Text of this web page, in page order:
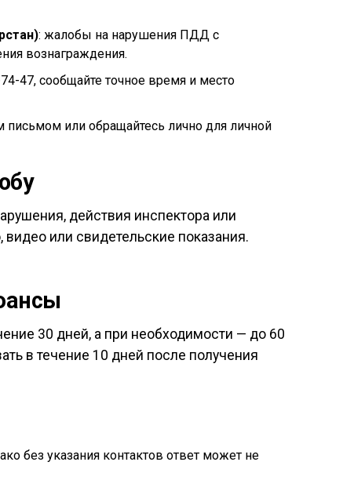
: жалобы на нарушения ПДД с
вознаграждения.
47, сообщайте точное время и место
письмом или обращайтесь лично для личной
действия инспектора или
или свидетельские показания.
30 дней, а при необходимости — до 60
в течение 10 дней после получения
без указания контактов ответ может не